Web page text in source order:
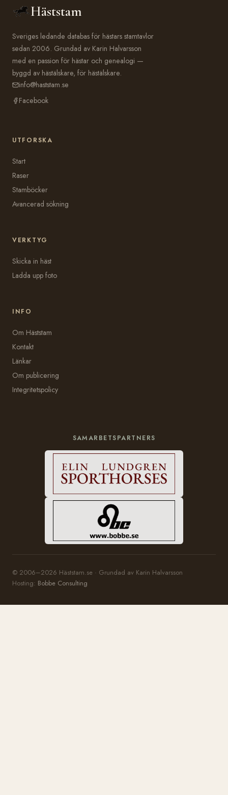
Häststam
Sveriges ledande databas för hästars stamtavlor
sedan 2006. Grundad av Karin Halvarsson
med en passion för hästar och genealogi —
byggd av hästälskare, för hästälskare.
info@haststam.se
Facebook
UTFORSKA
Start
Raser
Stamböcker
Avancerad sökning
VERKTYG
Skicka in häst
Ladda upp foto
INFO
Om Häststam
Kontakt
Länkar
Om publicering
Integritetspolicy
SAMARBETSPARTNERS
© 2006–2026 Häststam.se · Grundad av Karin Halvarsson
Hosting: Bobbe Consulting